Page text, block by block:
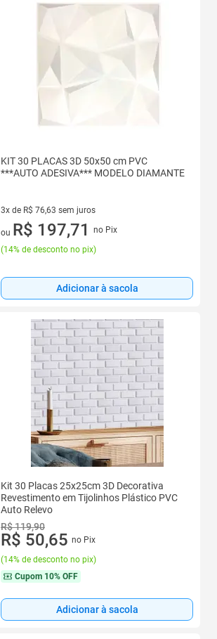
KIT 30 PLACAS 3D 50x50 cm PVC
***AUTO ADESIVA*** MODELO DIAMANTE
3x de R$ 76,63 sem juros
3 vez de R$ 76,63 sem juros
ou R$ 197,71
no Pix
(14% de desconto no pix)
Adicionar à sacola
Kit 30 Placas 25x25cm 3D Decorativa
Revestimento em Tijolinhos Plástico PVC
Auto Relevo
R$ 119,90
R$ 50,65 no Pix
(14% de desconto no pix)
Cupom 10% OFF
Adicionar à sacola